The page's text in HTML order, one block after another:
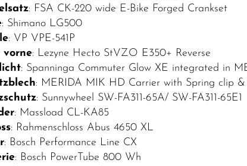
: FSA CK-220 wide E-Bike Forged Crankset
: Shimano LG500
: VP VPE-541P
vorne: Lezyne Hecto StVZO E350+ Reverse
: Spanninga Commuter Glow XE integrated in
: MERIDA MIK HD Carrier with Spring clip
: Sunnywheel SW-FA311-65A/ SW-FA311-65E1
: Massload CL-KA85
: Rahmenschloss Abus 4650 XL
: Bosch Performance Line CX
: Bosch PowerTube 800 Wh